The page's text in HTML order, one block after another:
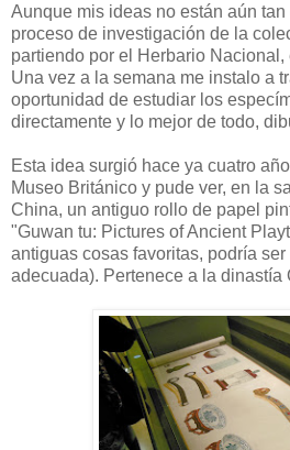
Aunque mis ideas no están aún
proceso de investigación de la
partiendo por el Herbario
Una vez a la semana me instalo a
oportunidad de estudiar los
directamente y lo mejor de todo,
Esta idea surgió hace ya cuatro
Museo Británico y pude ver, en la
China, un antiguo rollo de papel
"Guwan tu: Pictures of Ancient
antiguas cosas favoritas, podría
adecuada). Pertenece a la dinastía